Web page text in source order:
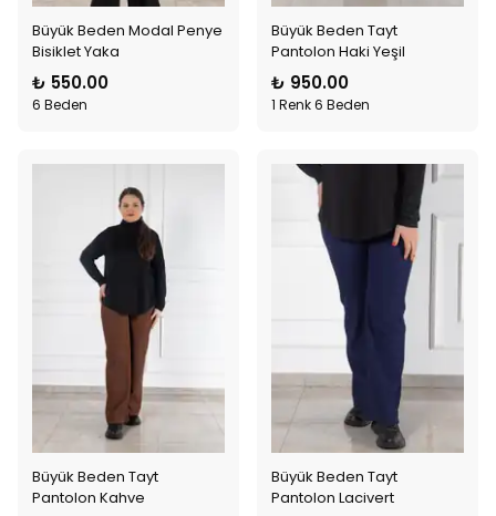
Büyük Beden Modal Penye
Bisiklet Yaka
₺ 550.00
6 Beden
Büyük Beden Tayt
Pantolon Haki Yeşil
₺ 950.00
1 Renk 6 Beden
Büyük Beden Tayt
Pantolon Kahve
Büyük Beden Tayt
Pantolon Lacivert